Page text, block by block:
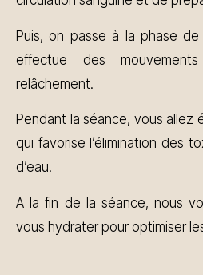
Puis, on passe à la phase de
effectue des
relâchement.
Pendant la séance, vous allez
qui favorise l’élimination des
d’eau.
A la fin de la séance, nous
vous hydrater pour optimiser